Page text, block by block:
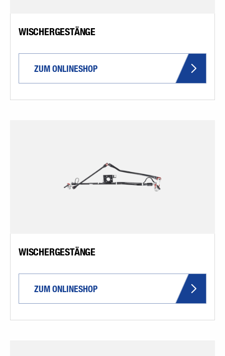
WISCHERGESTÄNGE
ZUM ONLINESHOP
WISCHERGESTÄNGE
ZUM ONLINESHOP